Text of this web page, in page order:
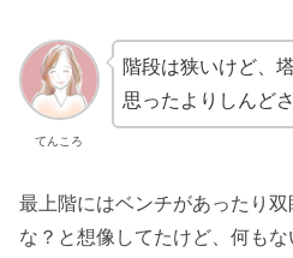
てんころ
階段は狭いけど、
思ったよりしんど
最上階にはベンチがあったり
な？と想像してたけど、何も